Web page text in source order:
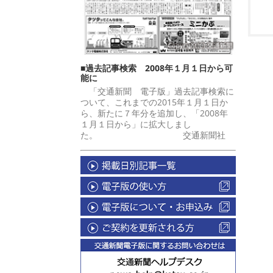
■過去記事検索 2008年１月１日から可
能に
「交通新聞 電子版」過去記事検索に
ついて、これまでの2015年１月１日か
ら、新たに７年分を追加し、「2008年
１月１日から」に拡大しまし
た。 交通新聞社